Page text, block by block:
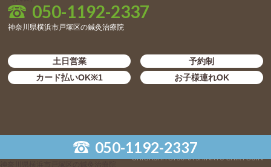
050-1192-2337
050-1192-2337
神奈川県横浜市戸塚区の鍼灸治療院
土日営業
予約制
カード払いOK※1
お子様連れOK
©️HIGASHITOTSUKA SHINKYU CHIRYOUIN